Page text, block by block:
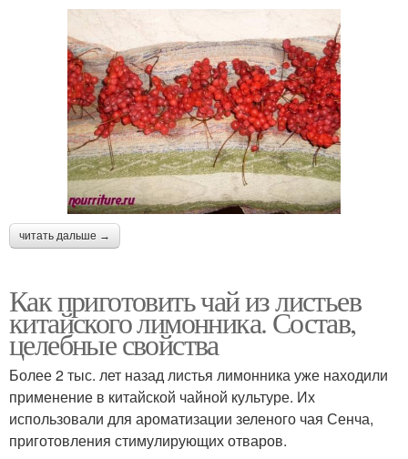
читать дальше →
Как приготовить чай из листьев
китайского лимонника. Состав,
целебные свойства
Более 2 тыс. лет назад листья лимонника уже находили
применение в китайской чайной культуре. Их
использовали для ароматизации зеленого чая Сенча,
приготовления стимулирующих отваров.